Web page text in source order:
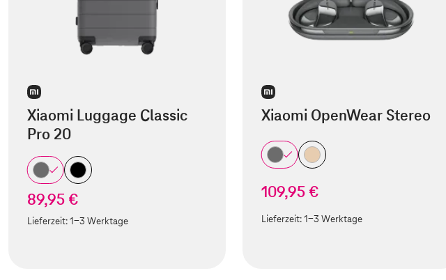
Xiaomi Luggage Classic
Pro 20
89,95 €
Lieferzeit:1-3 Werktage
Xiaomi OpenWear Stereo
109,95 €
Lieferzeit:1-3 Werktage